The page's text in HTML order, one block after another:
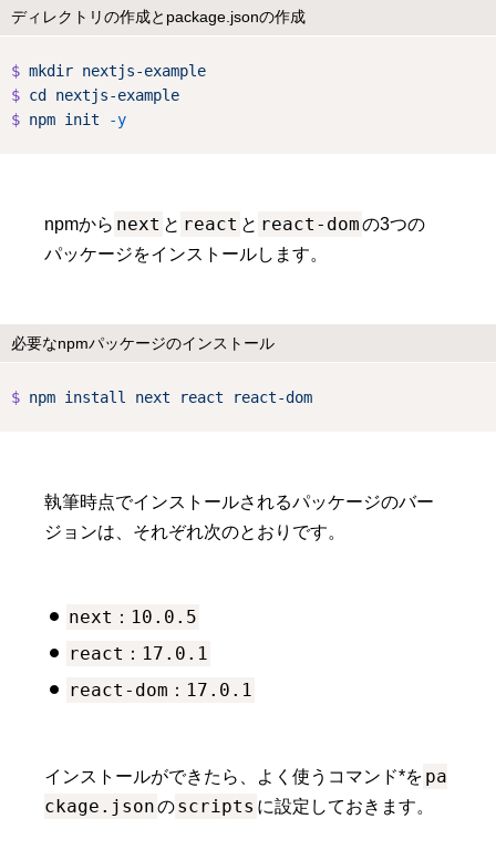
ディレクトリの作成とpackage.jsonの作成
$ mkdir nextjs-example
$ cd
nextjs-example
$ npm init -y
npmから next と react と react-domの3つの
パッケージをインストールします。
必要なnpmパッケージのインストール
$ npm install next react react-dom
執筆時点でインストールされるパッケージのバー
ジョンは、それぞれ次のとおりです。
next：10.0.5
react：17.0.1
react-dom：17.0.1
インストールができたら、よく使うコマンド*を pa
ckage.jsonのscripts に設定しておきます。